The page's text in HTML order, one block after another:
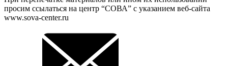
просим ссылаться на центр “СОВА” с указанием веб-сайта
www.sova-center.ru